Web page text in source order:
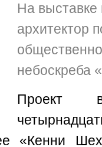
На
архитектор
небоскреба
Проект
«Кенни